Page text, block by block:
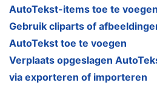
AutoTekst-items toe te voegen
Gebruik cliparts of
AutoTekst toe te voegen
Verplaats opgeslagen
via exporteren of importeren